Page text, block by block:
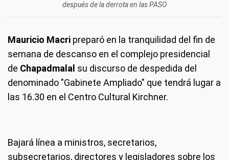
después de la derrota en las PASO
Mauricio Macri preparó en la tranquilidad del fin de
semana de descanso en el complejo presidencial
de Chapadmalal su discurso de despedida del
denominado "Gabinete Ampliado" que tendrá lugar a
las 16.30 en el Centro Cultural Kirchner.
Bajará línea a ministros, secretarios,
subsecretarios, directores y legisladores sobre los